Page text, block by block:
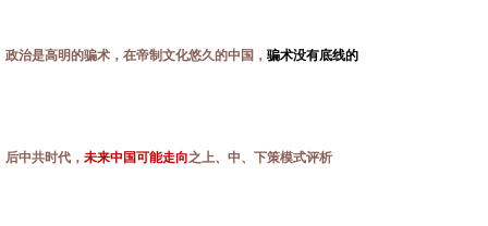
政治是高明的骗术，在帝制文化悠久的中国， 骗术没有底线的
后中共时代， 未来中国可能走向之上、中、下策模式评析